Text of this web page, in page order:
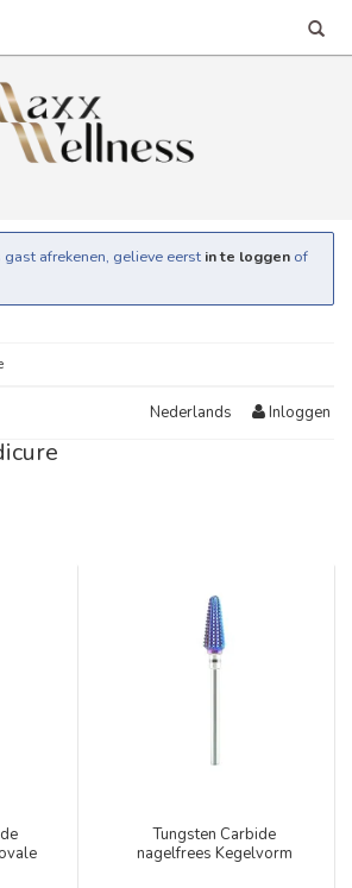
afrekenen, gelieve eerst in te loggen of
Nederlands Inloggen
Tungsten Carbide
nagelfrees Kegelvorm